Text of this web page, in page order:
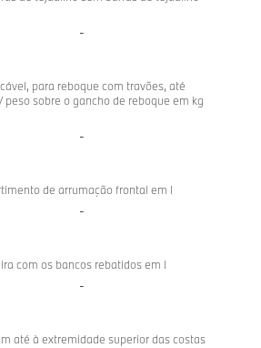
-
para reboque com travões, até
peso sobre o gancho de reboque em kg
-
de arrumação frontal em l
-
com os bancos rebatidos em l
-
até à extremidade superior das costas